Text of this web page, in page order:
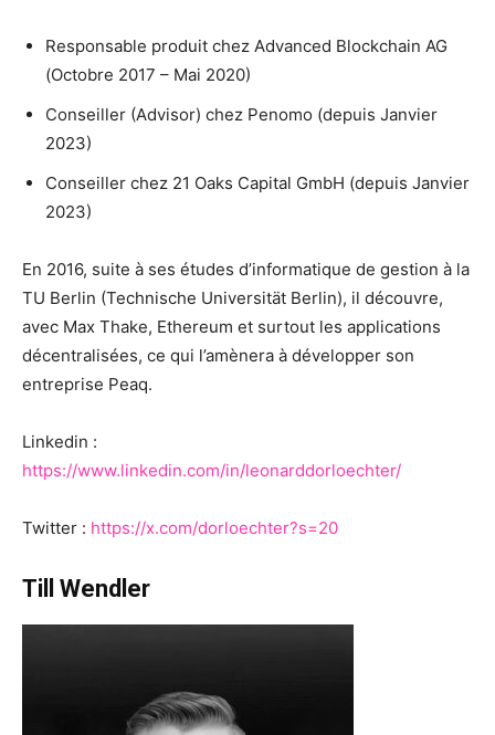
Responsable produit chez Advanced Blockchain AG
(Octobre 2017 – Mai 2020)
Conseiller (Advisor) chez Penomo (depuis Janvier
2023)
Conseiller chez 21 Oaks Capital GmbH (depuis Janvier
2023)
En 2016, suite à ses études d’informatique de gestion à la
TU Berlin (Technische Universität Berlin), il découvre,
avec Max Thake, Ethereum et surtout les applications
décentralisées, ce qui l’amènera à développer son
entreprise Peaq.
Linkedin :
https://www.linkedin.com/in/leonarddorloechter/
Twitter : https://x.com/dorloechter?s=20
Till Wendler